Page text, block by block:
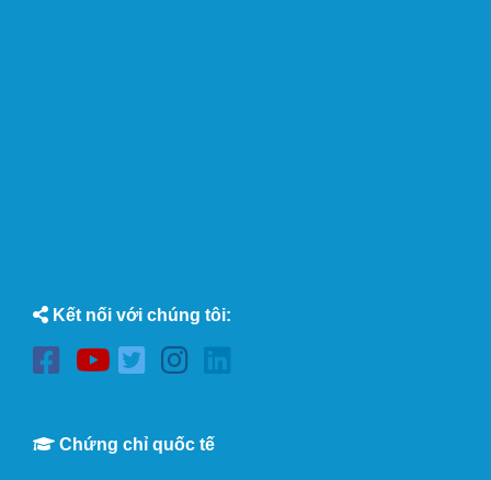
Kết nối với chúng tôi:
Chứng chỉ quốc tế